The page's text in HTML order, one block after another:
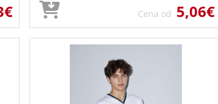
Cena od 5,06€